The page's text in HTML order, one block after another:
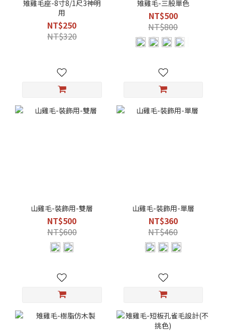
雉雞毛座-8寸8/1尺3神明
用
NT$250
NT$320
雉雞毛-三股單色
NT$500
NT$800
山雞毛-裝飾用-雙層
NT$500
NT$600
山雞毛-裝飾用-單層
NT$360
NT$460